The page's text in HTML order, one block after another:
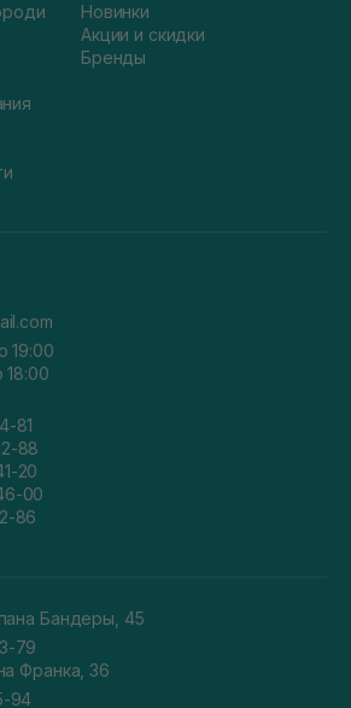
Новинки
Акции и скидки
Бренды
19:00
18:00
81
88
20
00
86
Бандеры, 45
79
Франка, 36
94